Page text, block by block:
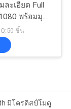
ละเอียด Full
พร้อมมุม
อัตราส่วนคอ
สำหรับ
VR
ชิ้น
มิโครดิสป์โมดู